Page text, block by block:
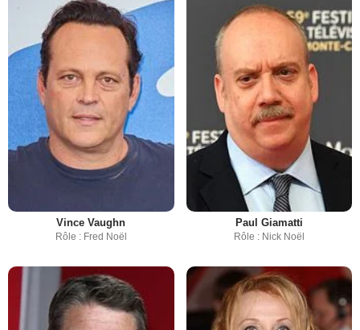
Vince Vaughn
Rôle : Fred Noël
Paul Giamatti
Rôle : Nick Noël